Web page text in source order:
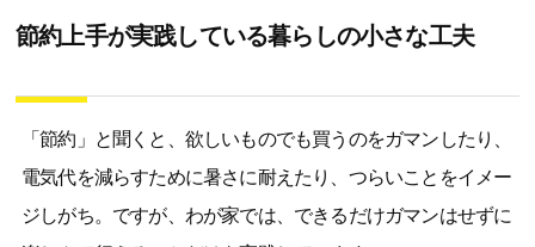
節約上手が実践している暮らしの小さな工夫
「節約」と聞くと、欲しいものでも買うのをガマンしたり、
電気代を減らすために暑さに耐えたり、つらいことをイメー
ジしがち。ですが、わが家では、できるだけガマンはせずに